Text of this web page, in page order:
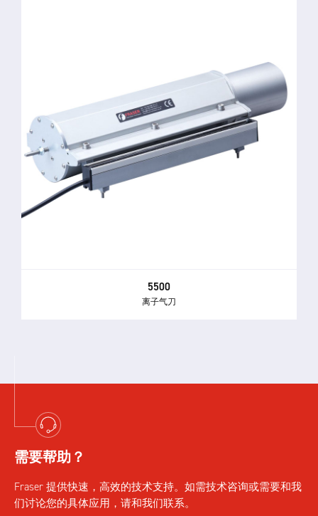
5500
离子气刀
需要帮助？
Fraser 提供快速，高效的技术支持。如需技术咨询或需要和我
们讨论您的具体应用，请和我们联系。